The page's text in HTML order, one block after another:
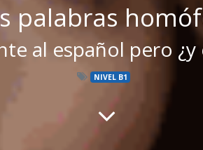
palabras
al español pero
NIVEL B1